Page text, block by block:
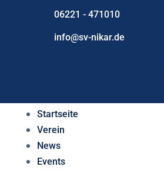
06221 - 471010
info@sv-nikar.de
Startseite
Verein
News
Events